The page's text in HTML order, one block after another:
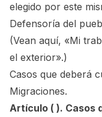
elegido por este
Defensoría del
(Vean aquí, «Mi
el exterior».)
Casos que deberá
Migraciones.
Artículo ( ). Casos